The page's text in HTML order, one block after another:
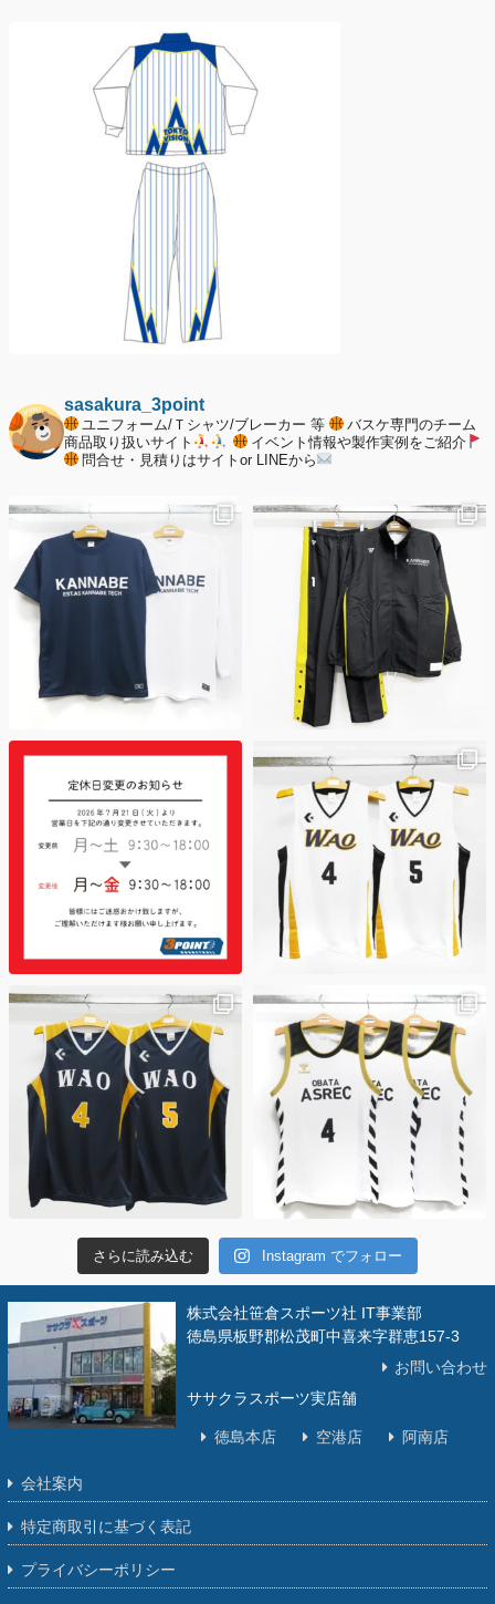
2025年12月11日
年末年始の休業期間について
sasakura_3point
ユニフォーム/Ｔシャツ/ブレーカー 等
バスケ専門のチーム
商品取り扱いサイト
イベント情報や製作実例をご紹介
問合せ・見積りはサイトor LINEから
さらに読み込む Instagram でフォロー
株式会社笹倉スポーツ社 IT事業部
徳島県板野郡松茂町中喜来字群恵157-3
お問い合わせ
ササクラスポーツ実店舗
徳島本店 空港店 阿南店
会社案内
特定商取引に基づく表記
プライバシーポリシー